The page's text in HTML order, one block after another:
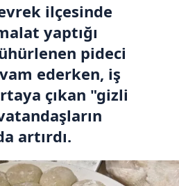
ilçesinde
yaptığı
pideci
ederken, iş
çıkan "gizli
artırdı.